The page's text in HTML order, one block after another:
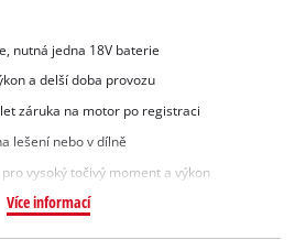
nutná jedna 18V baterie
a delší doba provozu
let záruka na motor po registraci
lešení nebo v dílně
vysoký točivý moment a výkon
Více informací